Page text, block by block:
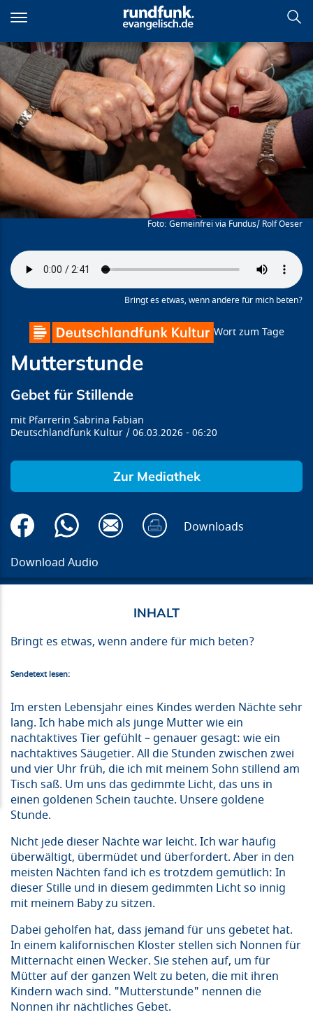
zum
Inhalt
Mutterstunde
Gemeinfrei via Fundus/ Rolf Oeser
Bringt es etwas, wenn andere für mich beten?
Wort zum Tage
Mutterstunde
Gebet für Stillende
Pfarrerin Sabrina Fabian
Deutschlandfunk Kultur
06.03.2026 06:20
Zur Mediathek
Downloads
Download Audio
Bringt es etwas, wenn andere für mich beten?
Sendetext lesen:
Im ersten Lebensjahr eines Kindes werden Nächte sehr
lang. Ich habe mich als junge Mutter wie ein
nachtaktives Tier gefühlt – genauer gesagt: wie ein
nachtaktives Säugetier. All die Stunden zwischen zwei
und vier Uhr früh, die ich mit meinem Sohn stillend am
Tisch saß. Um uns das gedimmte Licht, das uns in
einen goldenen Schein tauchte. Unsere goldene
Stunde.
Nicht jede dieser Nächte war leicht. Ich war häufig
überwältigt, übermüdet und überfordert. Aber in den
meisten Nächten fand ich es trotzdem gemütlich: In
dieser Stille und in diesem gedimmten Licht so innig
mit meinem Baby zu sitzen.
Dabei geholfen hat, dass jemand für uns gebetet hat.
In einem kalifornischen Kloster stellen sich Nonnen für
Mitternacht einen Wecker. Sie stehen auf, um für
Mütter auf der ganzen Welt zu beten, die mit ihren
Kindern wach sind. "Mutterstunde" nennen die
Nonnen ihr nächtliches Gebet.